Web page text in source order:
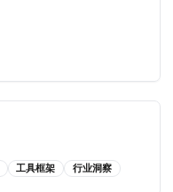
工具框架 行业洞察